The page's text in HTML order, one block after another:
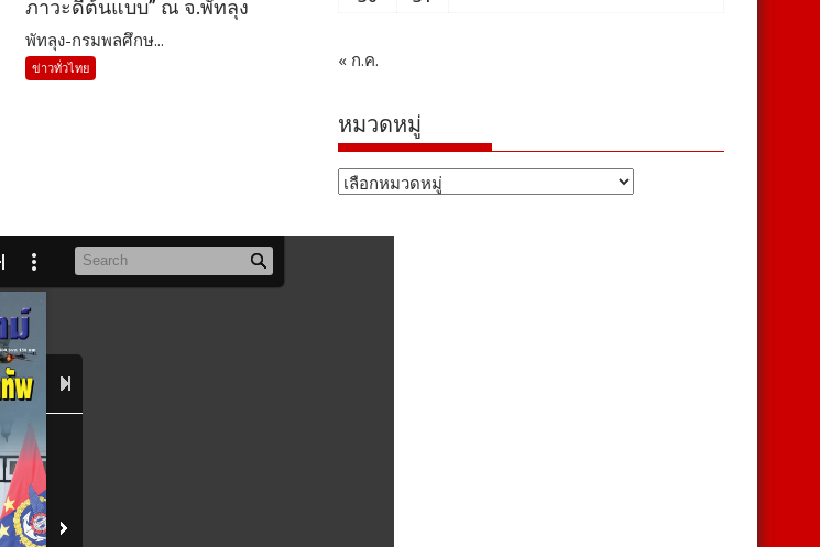
ภาวะดีต้นแบบ” ณ จ.พัทลุง
พัทลุง-กรมพลศึกษ...
ข่าวทั่วไทย « ก.ค.
หมวดหมู่
หมวด